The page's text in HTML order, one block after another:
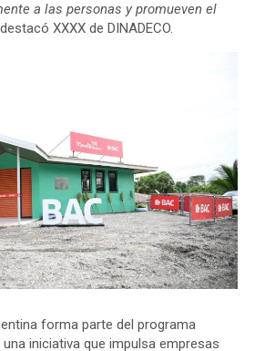
a las personas y promueven el
XXXX de DINADECO.
forma parte del programa
iniciativa que impulsa empresas